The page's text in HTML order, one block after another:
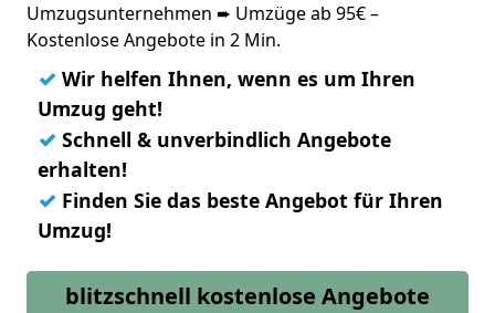
Umzugsunternehmen ➨ Umzüge ab 95€ –
Kostenlose Angebote in 2 Min.
✓ Wir helfen Ihnen, wenn es um Ihren
Umzug geht!
✓ Schnell & unverbindlich Angebote
erhalten!
✓ Finden Sie das beste Angebot für Ihren
Umzug!
blitzschnell kostenlose Angebote